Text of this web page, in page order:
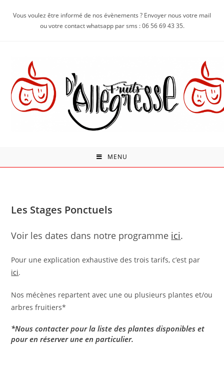
Vous voulez être informé de nos évènements ? Envoyer nous votre mail
ou votre contact whatsapp par sms : 06 56 69 43 35.
MENU
Les Stages Ponctuels
Voir les dates dans notre programme ici.
Pour une explication exhaustive des trois tarifs, c’est par
ici.
Nos mécènes repartent avec une ou plusieurs plantes et/ou
arbres fruitiers*
*Nous contacter pour la liste des plantes disponibles et
pour en réserver une en particulier.